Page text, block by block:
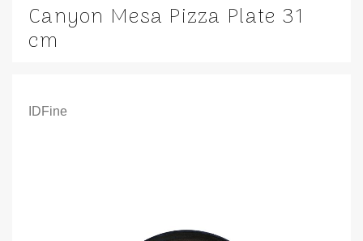
Canyon Mesa Pizza Plate 31
cm
IDFine